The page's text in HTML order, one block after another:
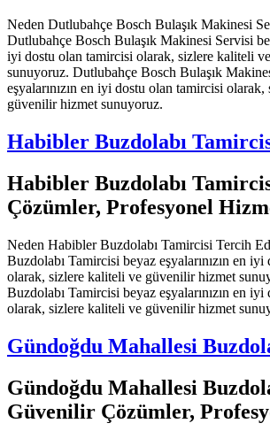
Neden Dutlubahçe Bosch Bulaşık Makinesi
Dutlubahçe Bosch Bulaşık Makinesi Servisi
iyi dostu olan tamircisi olarak, sizlere kaliteli
sunuyoruz. Dutlubahçe Bosch Bulaşık
eşyalarınızın en iyi dostu olan tamircisi
güvenilir hizmet sunuyoruz.
Habibler Buzdolabı
Habibler Buzdolabı
Çözümler, Profesyonel
Neden Habibler Buzdolabı Tamircisi Tercih
Buzdolabı Tamircisi beyaz eşyalarınızın en
olarak, sizlere kaliteli ve güvenilir hizmet
Buzdolabı Tamircisi beyaz eşyalarınızın en
olarak, sizlere kaliteli ve güvenilir hizmet
Gündoğdu Mahallesi
Gündoğdu Mahallesi
Güvenilir Çözümler,